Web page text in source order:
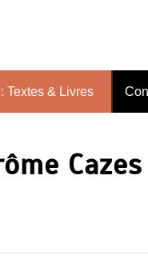
Textes & Livres
Cazes